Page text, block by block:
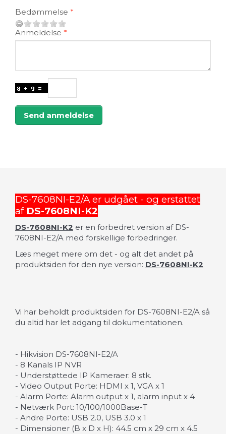
Bedømmelse
Anmeldelse
Send anmeldelse
DS-7608NI-E2/A er udgået - og erstattet
af DS-7608NI-K2
DS-7608NI-K2 er en forbedret version af DS-
7608NI-E2/A med forskellige forbedringer.
Læs meget mere om det - og alt det andet på
produktsiden for den nye version: DS-7608NI-K2
Vi har beholdt produktsiden for DS-7608NI-E2/A så
du altid har let adgang til dokumentationen.
- Hikvision DS-7608NI-E2/A
- 8 Kanals IP NVR
- Understøttede IP Kameraer: 8 stk.
- Video Output Porte: HDMI x 1, VGA x 1
- Alarm Porte: Alarm output x 1, alarm input x 4
- Netværk Port: 10/100/1000Base-T
- Andre Porte: USB 2.0, USB 3.0 x 1
- Dimensioner (B x D x H): 44.5 cm x 29 cm x 4.5